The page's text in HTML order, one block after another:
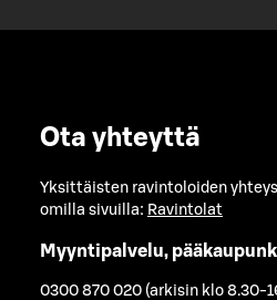
Ota yhteyttä
Yksittäisten ravintoloiden
omilla sivuilla: Ravintolat
Myyntipalvelu,
0300 870 020 (arkisin klo 8.30-